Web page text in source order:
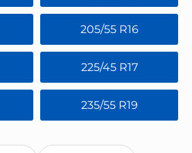
205/55 R16
225/45 R17
235/55 R19